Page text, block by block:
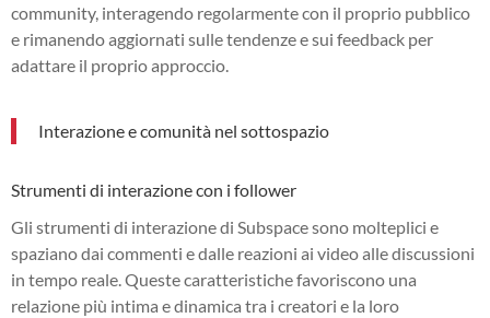
community, interagendo regolarmente con il proprio pubblico
e rimanendo aggiornati sulle tendenze e sui feedback per
adattare il proprio approccio.
Interazione e comunità nel sottospazio
Strumenti di interazione con i follower
Gli strumenti di interazione di Subspace sono molteplici e
spaziano dai commenti e dalle reazioni ai video alle discussioni
in tempo reale. Queste caratteristiche favoriscono una
relazione più intima e dinamica tra i creatori e la loro